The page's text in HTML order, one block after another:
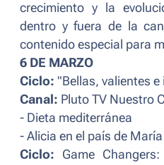
crecimiento y la
dentro y fuera de la
contenido especial para
6 DE MARZO
Ciclo: "Bellas, valientes
Canal: Pluto TV Nuestro
- Dieta mediterránea
- Alicia en el país de María
Ciclo: Game